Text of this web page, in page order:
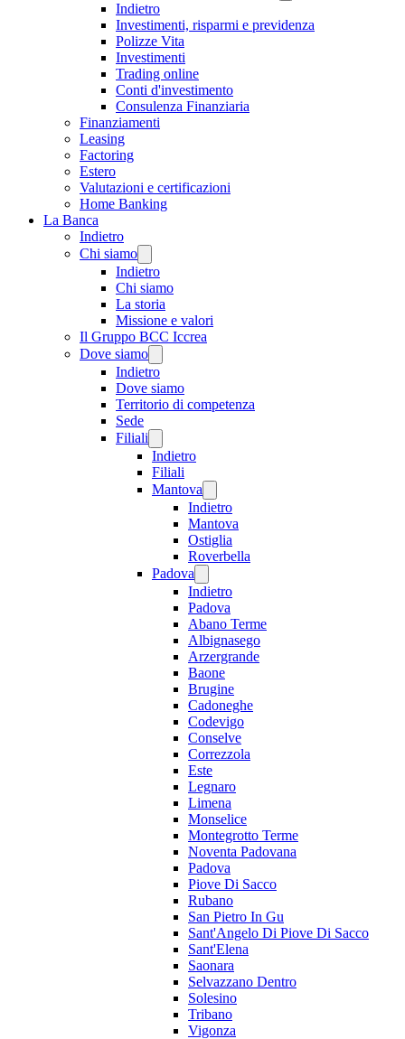
Indietro
Investimenti, risparmi e previdenza
Polizze Vita
Investimenti
Trading online
Conti d'investimento
Consulenza Finanziaria
Finanziamenti
Leasing
Factoring
Estero
Valutazioni e certificazioni
Home Banking
La Banca
Indietro
Chi siamo
Indietro
Chi siamo
La storia
Missione e valori
Il Gruppo BCC Iccrea
Dove siamo
Indietro
Dove siamo
Territorio di competenza
Sede
Filiali
Indietro
Filiali
Mantova
Indietro
Mantova
Ostiglia
Roverbella
Padova
Indietro
Padova
Abano Terme
Albignasego
Arzergrande
Baone
Brugine
Cadoneghe
Codevigo
Conselve
Correzzola
Este
Legnaro
Limena
Monselice
Montegrotto Terme
Noventa Padovana
Padova
Piove Di Sacco
Rubano
San Pietro In Gu
Sant'Angelo Di Piove Di Sacco
Sant'Elena
Saonara
Selvazzano Dentro
Solesino
Tribano
Vigonza